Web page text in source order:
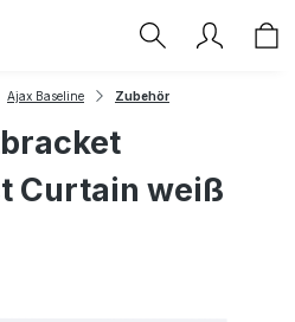
Ajax Baseline Zubehör
Curtain weiß